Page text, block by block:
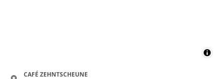
CAFÉ ZEHNTSCHEUNE